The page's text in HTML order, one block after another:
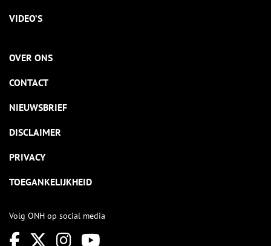
VIDEO’S
OVER ONS
CONTACT
NIEUWSBRIEF
DISCLAIMER
PRIVACY
TOEGANKELIJKHEID
Volg ONH op social media